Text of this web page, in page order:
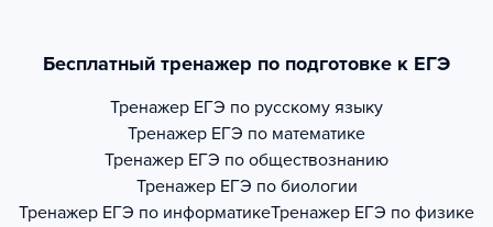
Бесплатный тренажер по подготовке к ЕГЭ
Тренажер ЕГЭ по русскому языку
Тренажер ЕГЭ по математике
Тренажер ЕГЭ по обществознанию
Тренажер ЕГЭ по биологии
Тренажер ЕГЭ по информатикеТренажер ЕГЭ по физике